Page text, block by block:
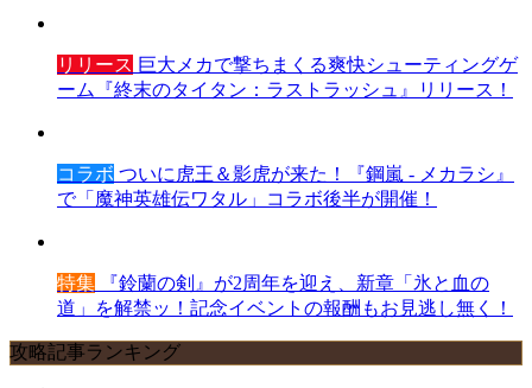
リリース 巨大メカで撃ちまくる爽快シューティングゲ
ーム『終末のタイタン：ラストラッシュ』リリース！
コラボ ついに虎王＆影虎が来た！『鋼嵐 - メカラシ』
で「魔神英雄伝ワタル」コラボ後半が開催！
特集 『鈴蘭の剣』が2周年を迎え、新章「氷と血の
道」を解禁ッ！記念イベントの報酬もお見逃し無く！
攻略記事ランキング